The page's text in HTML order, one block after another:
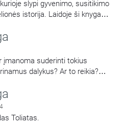
slypi gyvenimo, susitikimo
istorija. Laidoje ši knyga
įmanoma suderinti tokius
dalykus? Ar to reikia?
klausimus susijusius su
Toliatas.